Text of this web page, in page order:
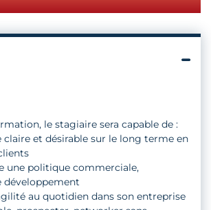
le stagiaire sera capable de :
claire et désirable sur le long terme en
une politique commerciale,
au quotidien dans son entreprise